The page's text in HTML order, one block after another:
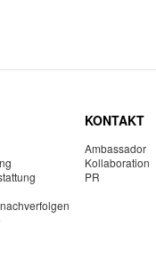
KONTAKT
Ambassador
Kollaboration
PR